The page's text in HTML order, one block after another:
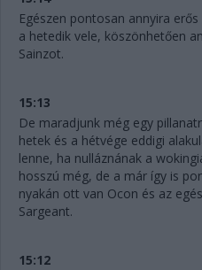
Egészen pontosan annyira
a hetedik vele, köszönhetően
Sainzot.
15:13
De maradjunk még egy
hetek és a hétvége eddigi
lenne, ha nulláznának a
hosszú még, de a már így is
nyakán ott van Ocon és az
Sargeant.
15:12